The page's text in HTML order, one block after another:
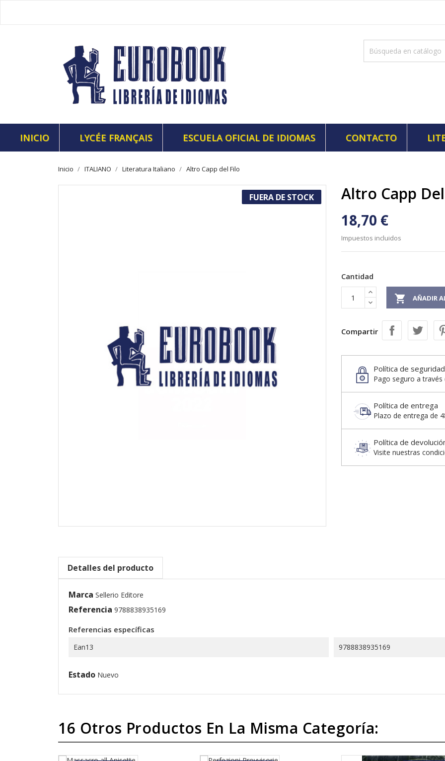
INICIO LYCÉE FRANÇAIS ESCUELA OFICIAL DE IDIOMAS CONTACTO
Inicio ITALIANO Literatura Italiano Altro Capp del Filo
FUERA DE STOCK Altro Capp
18,70 €
Impuestos incluidos
Cantidad
 AÑADIR
Compartir
Política de seguridad
Pago seguro a través
Política de entrega
Plazo de entrega de
Política de
Visite nuestras
Detalles del producto
Marca Sellerio Editore
Referencia 9788838935169
Referencias específicas
Ean13 9788838935169
Estado Nuevo
16 Otros Productos En La Misma Categoría: